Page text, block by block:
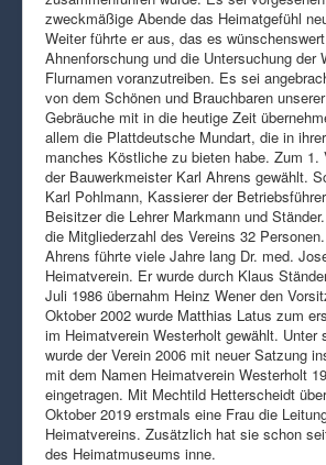
zweckmäßige Abende das Heimatgefühl
Weiter führte er aus, das es
Ahnenforschung und die Untersuchung der
Flurnamen voranzutreiben. Es sei
von dem Schönen und Brauchbaren
Gebräuche mit in die heutige Zeit
allem die Plattdeutsche Mundart, die in
manches Köstliche zu bieten habe. Zum 1.
der Bauwerkmeister Karl Ahrens gewählt.
Karl Pohlmann, Kassierer der
Beisitzer die Lehrer Markmann und
die Mitgliederzahl des Vereins 32
Ahrens führte viele Jahre lang Dr. med.
Heimatverein. Er wurde durch Klaus
Juli 1986 übernahm Heinz Wener den
Oktober 2002 wurde Matthias Latus zum
im Heimatverein Westerholt gewählt. Unter
wurde der Verein 2006 mit neuer Satzung
mit dem Namen Heimatverein Westerholt
eingetragen. Mit Mechtild Hetterscheidt
Oktober 2019 erstmals eine Frau die
Heimatvereins. Zusätzlich hat sie schon
des Heimatmuseums inne.